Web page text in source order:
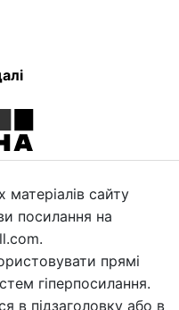
сайту
посилання на
прямі
гіперпосилання.
в підзаголовку або в